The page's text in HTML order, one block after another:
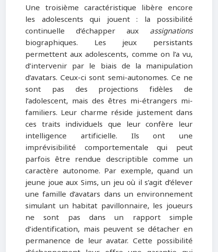
Une troisième caractéristique libère encore
les adolescents qui jouent : la possibilité
continuelle d’échapper aux assignations
biographiques. Les jeux persistants
permettent aux adolescents, comme on l’a vu,
d’intervenir par le biais de la manipulation
d’avatars. Ceux-ci sont semi-autonomes. Ce ne
sont pas des projections fidèles de
l’adolescent, mais des êtres mi-étrangers mi-
familiers. Leur charme réside justement dans
ces traits individuels que leur confère leur
intelligence artificielle. Ils ont une
imprévisibilité comportementale qui peut
parfois être rendue descriptible comme un
caractère autonome. Par exemple, quand un
jeune joue aux Sims, un jeu où il s’agit d’élever
une famille d’avatars dans un environnement
simulant un habitat pavillonnaire, les joueurs
ne sont pas dans un rapport simple
d’identification, mais peuvent se détacher en
permanence de leur avatar. Cette possibilité